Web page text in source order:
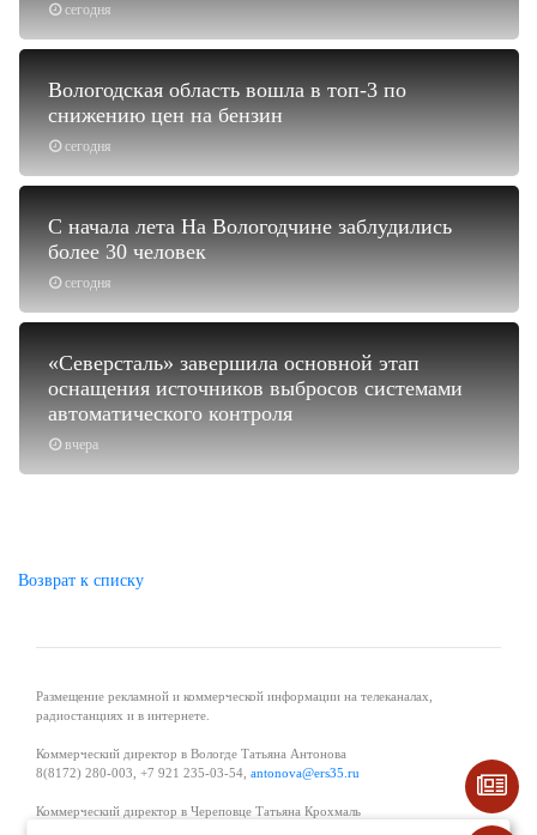
сегодня
сегодня
Вологодская область вошла в топ-3 по
снижению цен на бензин
сегодня
С начала лета На Вологодчине заблудились
более 30 человек
вчера
«Северсталь» завершила основной этап
оснащения источников выбросов системами
автоматического контроля
Возврат к списку
Размещение рекламной и коммерческой информации на телеканалах,
радиостанциях и в интернете.
Коммерческий директор в Вологде Татьяна Антонова
8(8172) 280-003, +7 921 235-03-54, antonova@ers35.ru
Коммерческий директор в Череповце Татьяна Крохмаль